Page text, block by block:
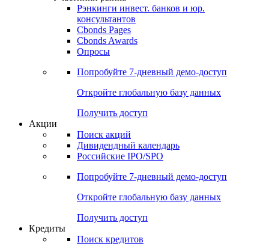
ESG
Сукук
Ломбардные списки
Участники рынка
Рэнкинги инвест. банков и юр.
Cbonds Pages
Опросы
Попробуйте7-дневный
Откройте глобальную базу данных
Получить доступ
Поиск акций
Российские IPO/SPO
Попробуйте7-дневный
Откройте глобальную базу данных